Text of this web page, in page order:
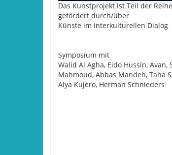
Das Kunstprojekt ist Teil der
gefördert durch/über
Künste im interkulturellen Dialog
Symposium mit
Walid Al Agha, Eido Hussin,
Mahmoud, Abbas Mandeh, Taha
Alya Kujero, Herman Schnieders